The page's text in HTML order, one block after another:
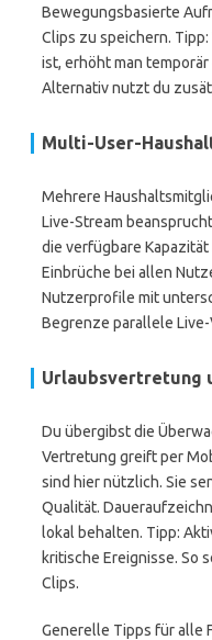
Bewegungsbasierte
Clips zu speichern.
ist, erhöht man
Alternativ nutzt du
Multi-User-
Mehrere
Live-Stream
die verfügbare
Einbrüche bei allen
Nutzerprofile mit
Begrenze parallele
Urlaubsvertretung
Du übergibst die
Vertretung greift per
sind hier nützlich. Sie
Qualität.
lokal behalten. Tipp:
kritische Ereignisse. So
Clips.
Generelle Tipps für alle